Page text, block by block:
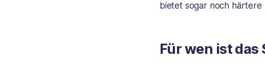
bietet sogar noch
Für wen ist das